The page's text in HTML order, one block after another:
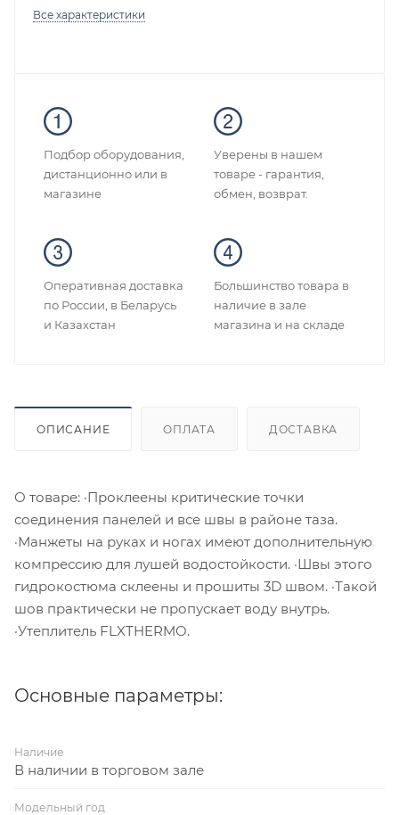
Все характеристики
Подбор оборудования,
дистанционно или в
магазине
Уверены в нашем
товаре - гарантия,
обмен, возврат.
Оперативная доставка
по России, в Беларусь
и Казахстан
Большинство товара в
наличие в зале
магазина и на складе
ОПИСАНИЕ ОПЛАТА ДОСТАВКА
О товаре: ·Проклеены критические точки
соединения панелей и все швы в районе таза.
·Манжеты на руках и ногах имеют дополнительную
компрессию для лушей водостойкости. ·Швы этого
гидрокостюма склеены и прошиты 3D швом. ·Такой
шов практически не пропускает воду внутрь.
·Утеплитель FLXTHERMO.
Основные параметры:
Наличие
В наличии в торговом зале
Модельный год